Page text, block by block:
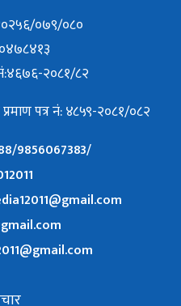
०७९/०८०
२०८१/८२
पत्र नं: ४८५९-२०८१/०८२
9856067383/